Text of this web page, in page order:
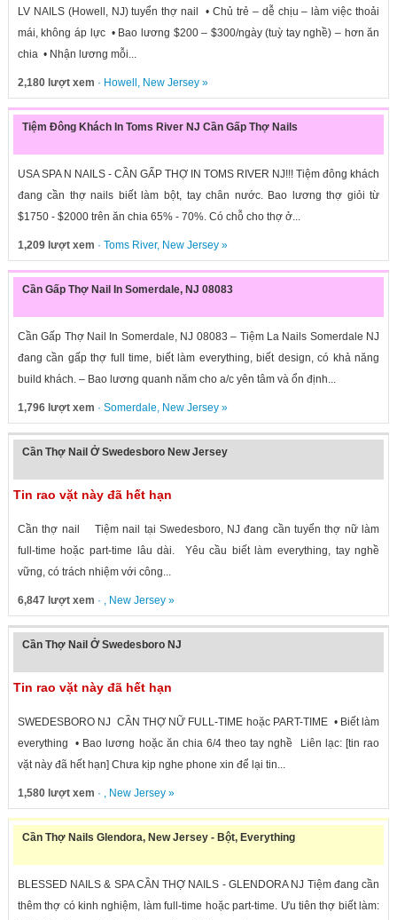
LV NAILS (Howell, NJ) tuyển thợ nail • Chủ trẻ – dễ chịu – làm việc thoải
mái, không áp lực • Bao lương $200 – $300/ngày (tuỳ tay nghề) – hơn ăn
chia • Nhận lương mỗi...
2,180 lượt xem · Howell , New Jersey»
Tiệm Đông Khách In Toms River NJ Cần Gấp Thợ Nails
USA SPA N NAILS - CẦN GẤP THỢ IN TOMS RIVER NJ!!! Tiệm đông khách
đang cần thợ nails biết làm bột, tay chân nước. Bao lương thợ giỏi từ
$1750 - $2000 trên ăn chia 65% - 70%. Có chỗ cho thợ ở...
1,209 lượt xem · Toms River, New Jersey»
Cần Gấp Thợ Nail In Somerdale, NJ 08083
Cần Gấp Thợ Nail In Somerdale, NJ 08083 – Tiệm La Nails Somerdale NJ
đang cần gấp thợ full time, biết làm everything, biết design, có khả năng
build khách. – Bao lương quanh năm cho a/c yên tâm và ổn định...
1,796 lượt xem · Somerdale, New Jersey»
Cần Thợ Nail Ở Swedesboro New Jersey
Tin rao vặt này đã hết hạn
Cần thợ nail Tiệm nail tại Swedesboro, NJ đang cần tuyển thợ nữ làm
full-time hoặc part-time lâu dài. Yêu cầu biết làm everything, tay nghề
vững, có trách nhiệm với công...
6,847 lượt xem · , New Jersey»
Cần Thợ Nail Ở Swedesboro NJ
Tin rao vặt này đã hết hạn
SWEDESBORO NJ CẦN THỢ NỮ FULL-TIME hoặc PART-TIME • Biết làm
everything • Bao lương hoặc ăn chia 6/4 theo tay nghề Liên lạc: [tin rao
vặt này đã hết hạn] Chưa kịp nghe phone xin để lại tin...
1,580 lượt xem · , New Jersey»
Cần Thợ Nails Glendora, New Jersey - Bột, Everything
BLESSED NAILS & SPA CẦN THỢ NAILS - GLENDORA NJ Tiệm đang cần
thêm thợ có kinh nghiệm, làm full-time hoặc part-time. Ưu tiên thợ biết làm: